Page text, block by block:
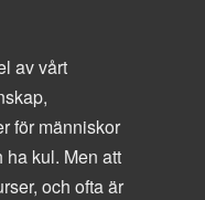
av vårt
för människor
ha kul. Men att
och ofta är